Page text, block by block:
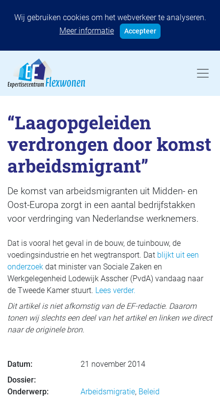
Wij gebruiken cookies om het webverkeer te analyseren.
Meer informatie
Accepteer
“Laagopgeleiden
verdrongen door komst
arbeidsmigrant”
De komst van arbeidsmigranten uit Midden- en
Oost-Europa zorgt in een aantal bedrijfstakken
voor verdringing van Nederlandse werknemers.
Dat is vooral het geval in de bouw, de tuinbouw, de
voedingsindustrie en het wegtransport. Dat blijkt uit een
onderzoek dat minister van Sociale Zaken en
Werkgelegenheid Lodewijk Asscher (PvdA) vandaag naar
de Tweede Kamer stuurt. Lees verder.
Dit artikel is niet afkomstig van de EF-redactie. Daarom
tonen wij slechts een deel van het artikel en linken we direct
naar de originele bron.
Datum:
21 november 2014
Dossier:
Onderwerp:
Arbeidsmigratie, Beleid